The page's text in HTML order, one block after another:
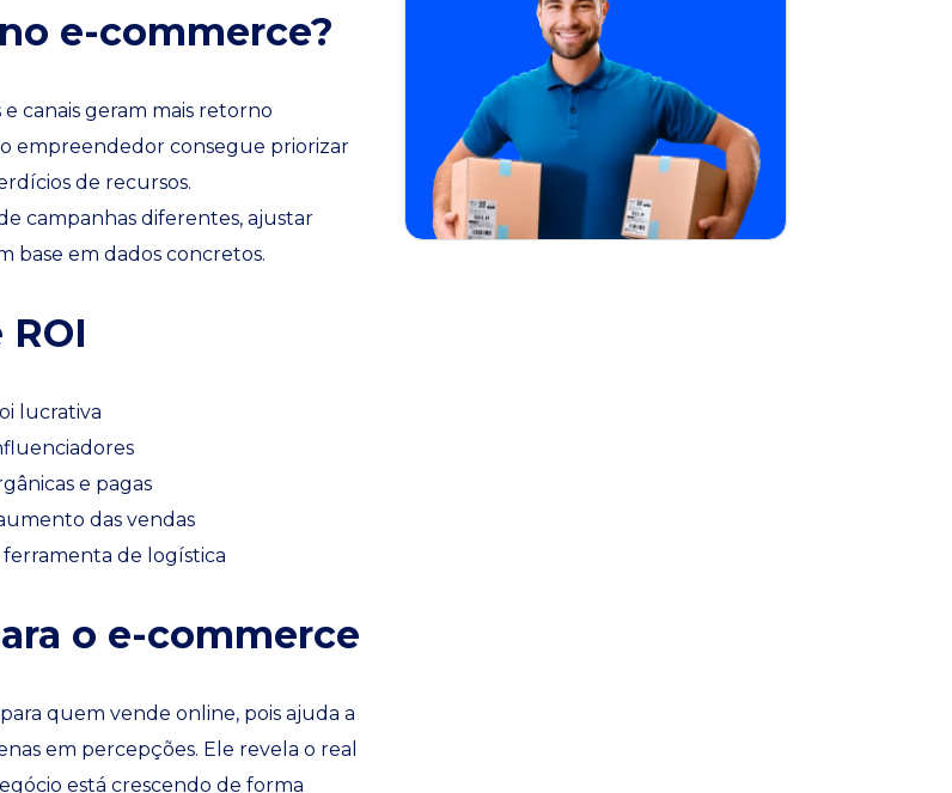
e-commerce?
canais geram mais retorno
empreendedor consegue priorizar
de recursos.
campanhas diferentes, ajustar
base em dados concretos.
lucrativa
e pagas
das vendas
de logística
o e-commerce
quem vende online, pois ajuda a
em percepções. Ele revela o real
está crescendo de forma